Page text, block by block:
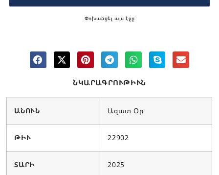
ՆԿԱՐԱԳՐՈՒԹԻՒՆ
ԱՆՈՒՆ Ազատ Օր
ԹԻՒ 22902
ՏԱՐԻ 2025
Փոխանցել այս էջը